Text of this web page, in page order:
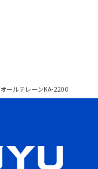
オールテレーンKA-2200